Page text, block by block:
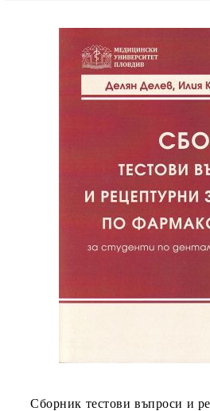
Сборник тестови въпроси и